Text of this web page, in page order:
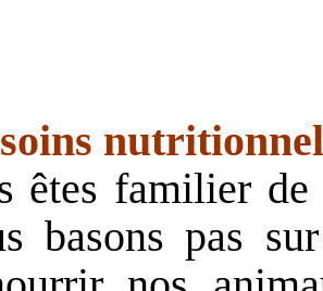
êtes familier
basons pas